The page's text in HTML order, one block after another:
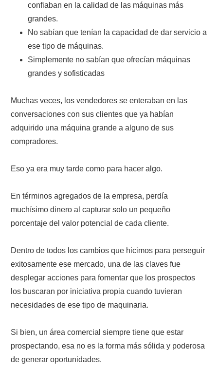
confiaban en la calidad de las máquinas más
grandes.
No sabían que tenían la capacidad de dar servicio a
ese tipo de máquinas.
Simplemente no sabían que ofrecían máquinas
grandes y sofisticadas
Muchas veces, los vendedores se enteraban en las
conversaciones con sus clientes que ya habían
adquirido una máquina grande a alguno de sus
compradores.
Eso ya era muy tarde como para hacer algo.
En términos agregados de la empresa, perdía
muchísimo dinero al capturar solo un pequeño
porcentaje del valor potencial de cada cliente.
Dentro de todos los cambios que hicimos para perseguir
exitosamente ese mercado, una de las claves fue
desplegar acciones para fomentar que los prospectos
los buscaran por iniciativa propia cuando tuvieran
necesidades de ese tipo de maquinaria.
Si bien, un área comercial siempre tiene que estar
prospectando, esa no es la forma más sólida y poderosa
de generar oportunidades.